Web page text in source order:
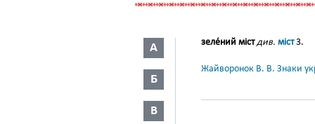
А
Б
В
зеле́ний міст див. міст3.
Жайворонок В. В. Знаки